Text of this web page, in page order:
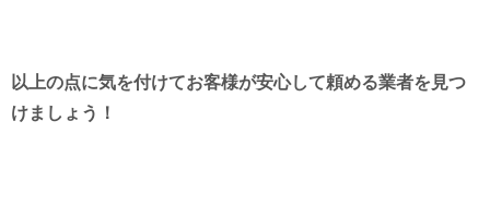
以上の点に気を付けてお客様が安心して頼める業者を見つ
けましょう！